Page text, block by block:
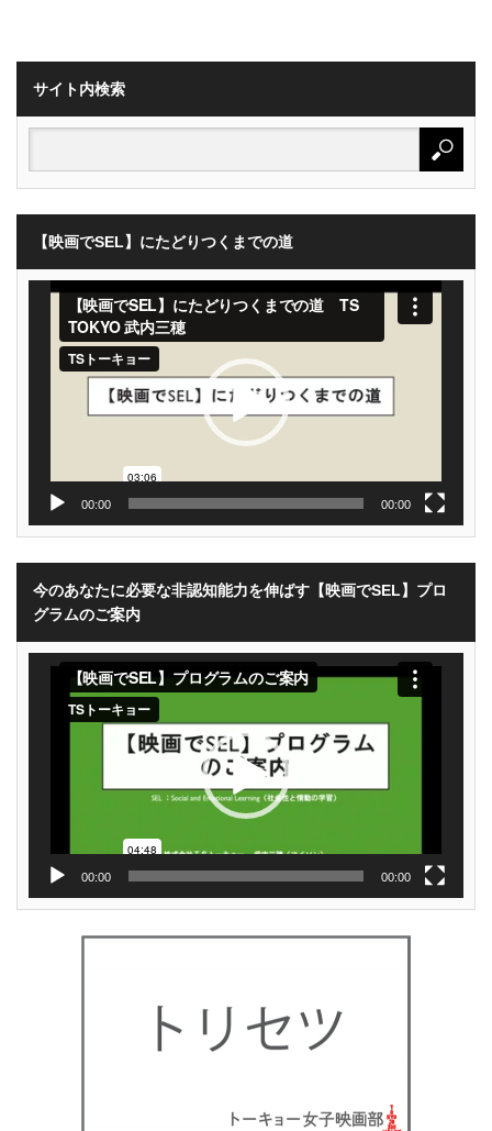
サイト内検索
【映画でSEL】にたどりつくまでの道
00:00 00:00
今のあなたに必要な非認知能力を伸ばす【映画でSEL】プロ
グラムのご案内
動
00:00 00:00